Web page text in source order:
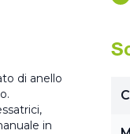
di anello
in